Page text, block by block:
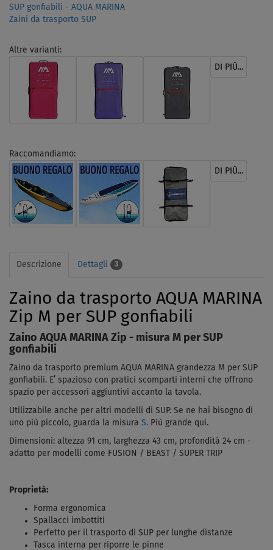
SUP gonfiabili - AQUA MARINA
Zaini da trasporto SUP
Altre varianti:
DI PIÙ...
Raccomandiamo:
DI PIÙ...
Descrizione Dettagli 3
Zaino da trasporto AQUA MARINA
Zip M per SUP gonfiabili
Zaino AQUA MARINA Zip - misura M per SUP
gonfiabili
Zaino da trasporto premium AQUA MARINA grandezza M per SUP
gonfiabili. E’ spazioso con pratici scomparti interni che offrono
spazio per accessori aggiuntivi accanto la tavola.
Utilizzabile anche per altri modelli di SUP. Se ne hai bisogno di
uno più piccolo, guarda la misura S. Più grande qui.
Dimensioni: altezza 91 cm, larghezza 43 cm, profondità 24 cm -
adatto per modelli come FUSION / BEAST / SUPER TRIP
Proprietà:
Forma ergonomica
Spallacci imbottiti
Perfetto per il trasporto di SUP per lunghe distanze
Tasca interna per riporre le pinne